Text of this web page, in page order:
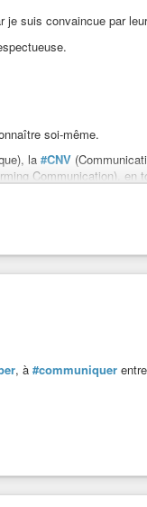
je suis convaincue par
soi-même.
la #CNV
Communication), en
(ils ont fait des
, à #communiquer